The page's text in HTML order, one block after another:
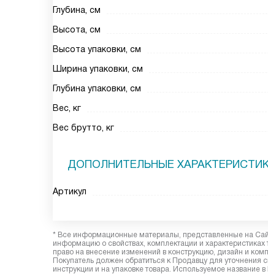
Глубина, см
Высота, см
Высота упаковки, см
Ширина упаковки, см
Глубина упаковки, см
Вес, кг
Вес брутто, кг
ДОПОЛНИТЕЛЬНЫЕ
Артикул
* Все информационные материалы, представленные на
информацию о свойствах, комплектации и
право на внесение изменений в конструкцию, дизайн и
Покупатель должен обратиться к Продавцу для уточнения
инструкции и на упаковке товара. Используемое название